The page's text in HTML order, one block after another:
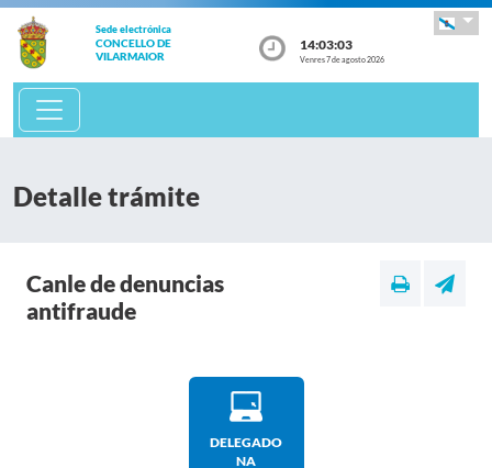
Sede electrónica
CONCELLO DE
VILARMAIOR
14:03:03
Venres 7 de agosto 2026
Detalle trámite
Canle de denuncias
antifraude
DELEGADO
NA